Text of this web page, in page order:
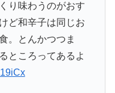
り味わうのがおす
ど和辛子は同じお
。とんかつつま
ところってあるよ